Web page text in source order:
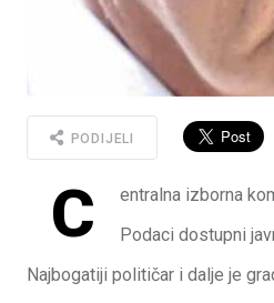
PODIJELI
C
entralna izborna
Podaci dostupni
Najbogatiji političar i dalje je